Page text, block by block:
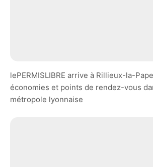
lePERMISLIBRE arrive à Rillieux-la-
économies et points de rendez-vous
métropole lyonnaise